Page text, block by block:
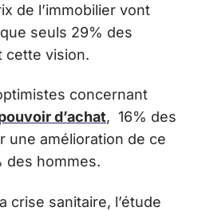
de l’immobilier vont
seuls 29% des
cette vision.
concernant
d’achat, 16% des
une amélioration de ce
des hommes.
crise sanitaire, l’étude